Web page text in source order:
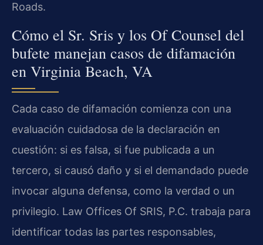
Roads.
Cómo el Sr. Sris y los Of Counsel del
bufete manejan casos de difamación
en Virginia Beach, VA
Cada caso de difamación comienza con una
evaluación cuidadosa de la declaración en
cuestión: si es falsa, si fue publicada a un
tercero, si causó daño y si el demandado puede
invocar alguna defensa, como la verdad o un
privilegio. Law Offices Of SRIS, P.C. trabaja para
identificar todas las partes responsables,